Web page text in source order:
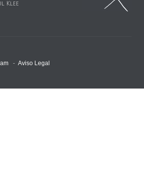
Klee
- Aviso Legal